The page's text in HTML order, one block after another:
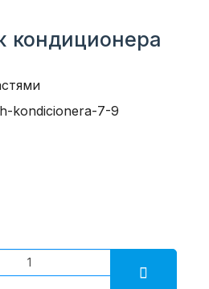
kondicionera-7-9